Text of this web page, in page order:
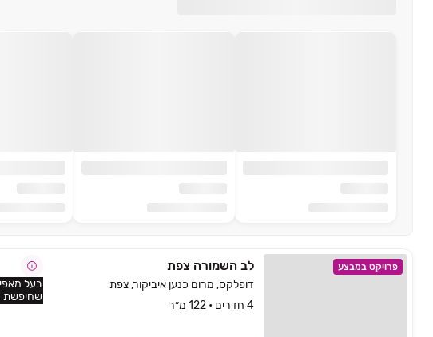
פרויקט במבצע לב השמורה צפת
דופלקס, מרום כנען איביקור, צפת
4 חדרים • 122 מ״ר
בעל
שחיפשת